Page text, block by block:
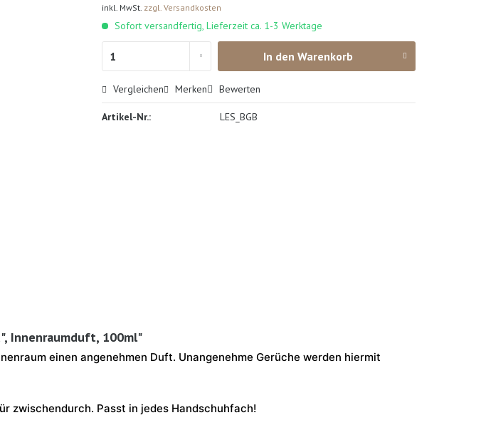
inkl. MwSt. zzgl. Versandkosten
Sofort versandfertig, Lieferzeit ca. 1-3 Werktage
In den Warenkorb
Vergleichen Merken Bewerten
Artikel-Nr.: LES_BGB
Innenraumduft, 100ml"
einen angenehmen Duft. Unangenehme Gerüche werden hiermit
zwischendurch. Passt in jedes Handschuhfach!